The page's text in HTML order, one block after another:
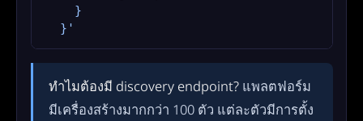
    }
  }'
ทำไมต้องมี discovery endpoint? แพลตฟอร์ม
มีเครื่องสร้างมากกว่า 100 ตัว แต่ละตัวมีการตั้ง